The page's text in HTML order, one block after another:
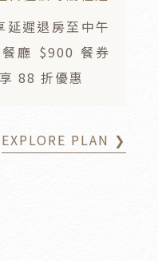
遲退房至中午
廳 $900 餐券
88 折優惠
EXPLORE PLAN ❯